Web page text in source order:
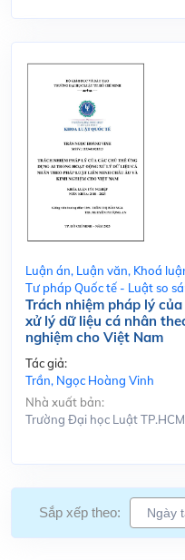
Luận án, Luận văn, Khoá
Tư pháp Quốc tế - Luật so
Trách nhiệm pháp lý
xử lý dữ liệu cá nhân
nghiệm cho Việt Nam
Tác giả:
Trần, Ngọc Hoàng Vinh
Nhà xuất bản:
Trường Đại học Luật TP.HCM
Sắp xếp theo: